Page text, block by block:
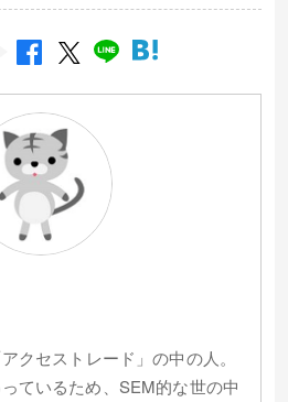
クセストレード」の中の人。
ているため、SEM的な世の中